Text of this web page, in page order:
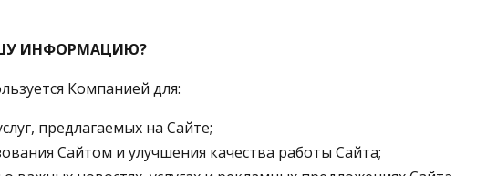
ИНФОРМАЦИЮ?
Компанией для:
предлагаемых на Сайте;
Сайтом и улучшения качества работы Сайта;